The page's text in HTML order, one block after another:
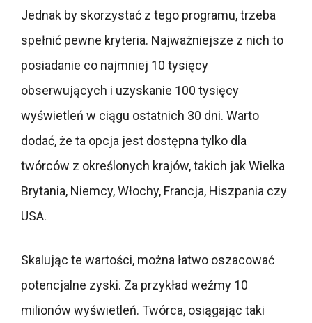
Jednak by skorzystać z tego programu, trzeba
spełnić pewne kryteria. Najważniejsze z nich to
posiadanie co najmniej 10 tysięcy
obserwujących i uzyskanie 100 tysięcy
wyświetleń w ciągu ostatnich 30 dni. Warto
dodać, że ta opcja jest dostępna tylko dla
twórców z określonych krajów, takich jak Wielka
Brytania, Niemcy, Włochy, Francja, Hiszpania czy
USA.
Skalując te wartości, można łatwo oszacować
potencjalne zyski. Za przykład weźmy 10
milionów wyświetleń. Twórca, osiągając taki